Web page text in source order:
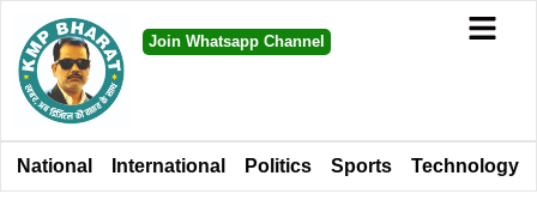
Join Whatsapp Channel
National International Politics Sports Technology